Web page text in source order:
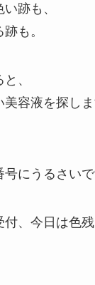
跡も、
も。
、
容液を探しま
にうるさいで
付、今日は色